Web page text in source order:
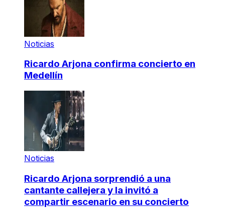
Noticias
Ricardo Arjona confirma concierto en
Medellín
Noticias
Ricardo Arjona sorprendió a una
cantante callejera y la invitó a
compartir escenario en su concierto